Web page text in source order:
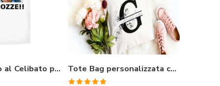
t-shirt Addio al Celibato personalizzata con foto Tote Bag personalizzata con nome e iniziale